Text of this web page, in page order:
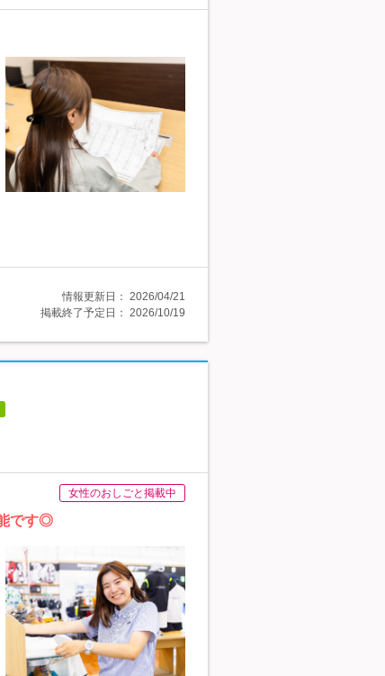
情報更新日： 2026/04/21
掲載終了予定日： 2026/10/19
女性のおしごと掲載中
です◎